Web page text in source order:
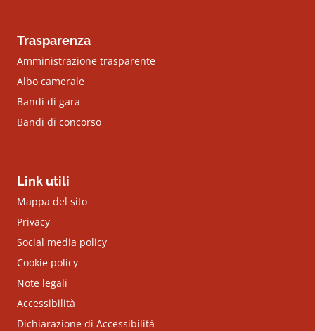
Trasparenza
Amministrazione trasparente
Albo camerale
Bandi di gara
Bandi di concorso
Link utili
Mappa del sito
Privacy
Social media policy
Cookie policy
Note legali
Accessibilità
Dichiarazione di Accessibilità